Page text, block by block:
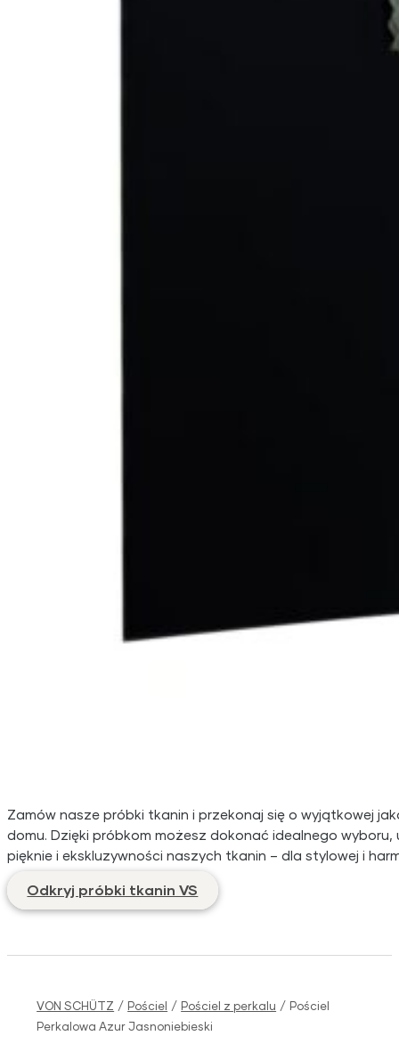
Zamów nasze próbki tkanin i przekonaj się o wyjątkowej
domu. Dzięki próbkom możesz dokonać idealnego
pięknie i ekskluzywności naszych tkanin – dla stylowej i
Odkryj próbki tkanin VS
VON SCHÜTZ / Pościel / Pościel z perkalu / Pościel
Perkalowa Azur Jasnoniebieski